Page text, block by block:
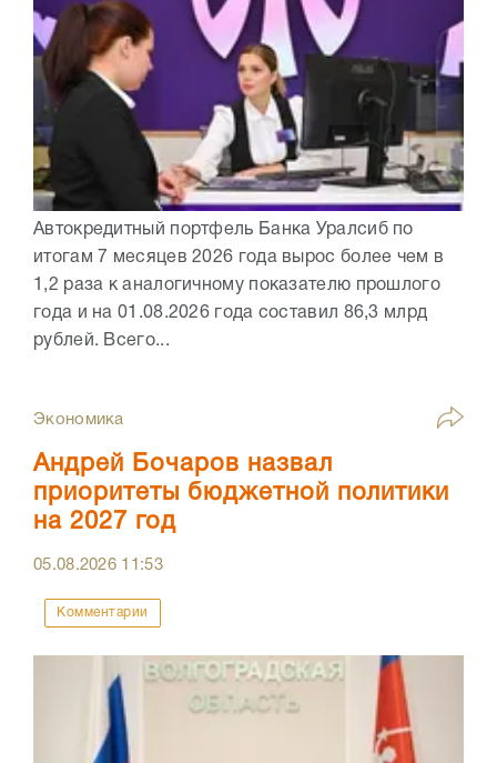
Автокредитный портфель Банка Уралсиб по
итогам 7 месяцев 2026 года вырос более чем в
1,2 раза к аналогичному показателю прошлого
года и на 01.08.2026 года составил 86,3 млрд
рублей. Всего...
Экономика
Андрей Бочаров назвал
приоритеты бюджетной политики
на 2027 год
05.08.2026 11:53
Комментарии